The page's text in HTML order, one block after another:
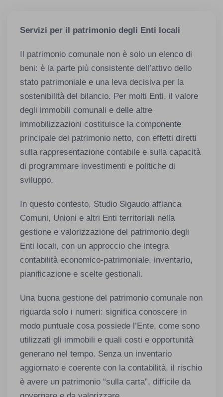
Servizi per il patrimonio degli Enti locali
Il patrimonio comunale non è solo un elenco di
beni: è la parte più consistente dell’attivo dello
stato patrimoniale e una leva decisiva per la
sostenibilità del bilancio. Per molti Enti, il valore
degli immobili comunali e delle altre
immobilizzazioni costituisce la componente
principale del patrimonio netto, con effetti diretti
sulla rappresentazione contabile e sulla capacità
di programmare investimenti e politiche di
sviluppo.
In questo contesto, Studio Sigaudo affianca
Comuni, Unioni e altri Enti territoriali nella
gestione e valorizzazione del patrimonio degli
Enti locali, con un approccio che integra
contabilità economico-patrimoniale, inventario,
pianificazione e scelte gestionali.
Una buona gestione del patrimonio comunale non
riguarda solo i numeri: significa conoscere in
modo puntuale cosa possiede l’Ente, come sono
utilizzati gli immobili e quali costi e opportunità
generano nel tempo. Senza un inventario
aggiornato e coerente con la contabilità, il rischio
è avere un patrimonio “sulla carta”, difficile da